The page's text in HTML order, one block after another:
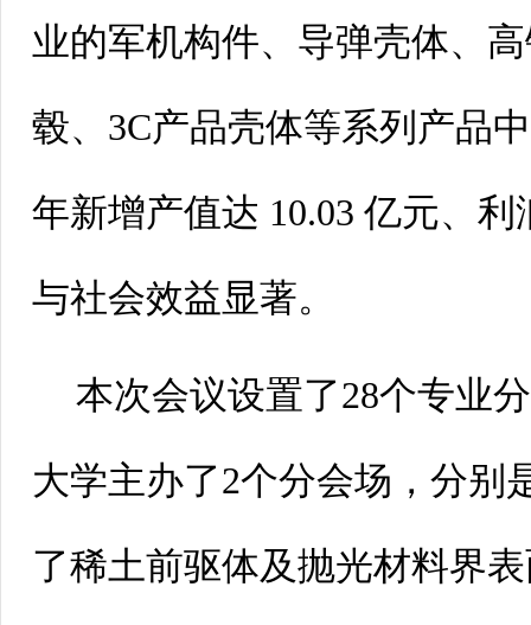
业的军机构件、导弹壳体、
毂、3C产品壳体等系列产品
年新增产值达10.03 亿元、利
与社会效益显著。
本次会议设置了28个专业
大学主办了2个分会场，分别
了稀土前驱体及抛光材料界